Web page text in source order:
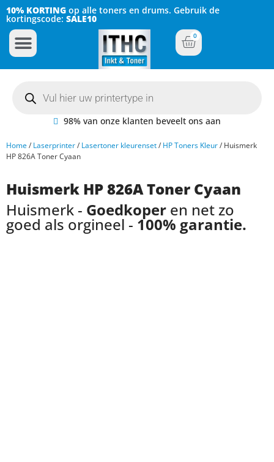
10% KORTING op alle toners en drums. Gebruik de
kortingscode: SALE10
0
98% van onze klanten beveelt ons aan
Home/ Laserprinter/ Lasertoner kleurenset/ HP Toners Kleur/ Huismerk
HP 826A Toner Cyaan
Huismerk HP 826A Toner Cyaan
Huismerk - Goedkoper en net zo
goed als orgineel - 100% garantie.